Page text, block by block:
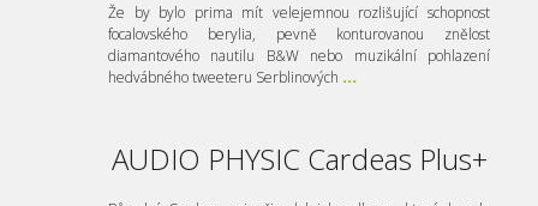
Že by bylo prima mít velejemnou rozlišující schopnost
focalovského berylia, pevně konturovanou znělost
diamantového nautilu B&W nebo muzikální pohlazení
hedvábného tweeteru Serblinových ...
AUDIO PHYSIC Cardeas Plus+